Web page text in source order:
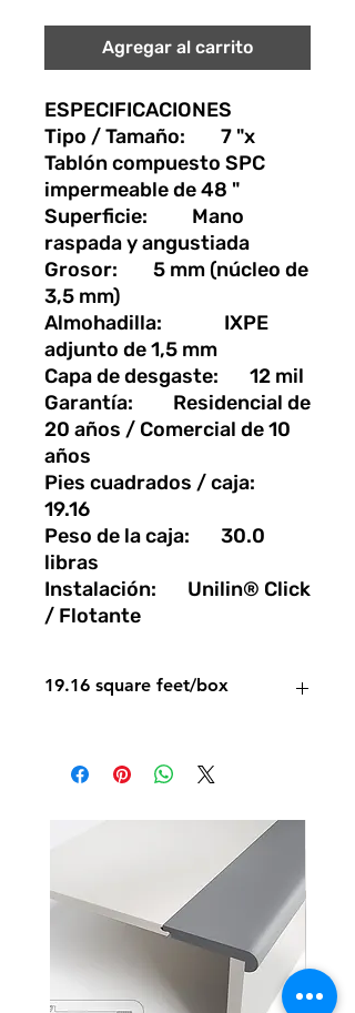
Agregar al carrito
ESPECIFICACIONES
Tipo / Tamaño: 7 "x
Tablón compuesto SPC
impermeable de 48 "
Superficie: Mano
raspada y angustiada
Grosor: 5 mm (núcleo de
3,5 mm)
Almohadilla: IXPE
adjunto de 1,5 mm
Capa de desgaste: 12 mil
Garantía: Residencial de
20 años / Comercial de 10
años
Pies cuadrados / caja:
19.16
Peso de la caja: 30.0
libras
Instalación: Unilin® Click
/ Flotante
19.16 square feet/box